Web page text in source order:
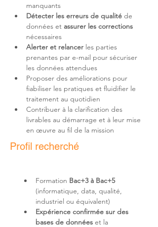
Détecter les erreurs de qualité de
données et assurer les corrections
Alerter et relancer les parties
prenantes par e-mail pour sécuriser
Proposer des améliorations pour
fiabiliser les pratiques et fluidifier le
Contribuer à la clarification des
livrables au démarrage et à leur mise
en œuvre au fil de la mission
Profil recherché
Formation Bac+3 à Bac+5
(informatique, data, qualité,
Expérience confirmée sur des
bases de données et la